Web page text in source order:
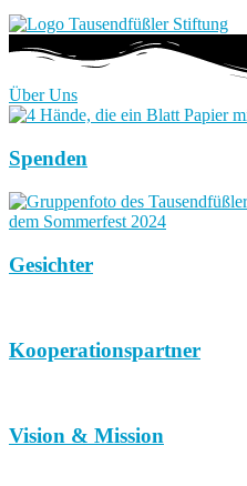
Über Uns
Spenden
Gesichter
Kooperationspartner
Vision & Mission